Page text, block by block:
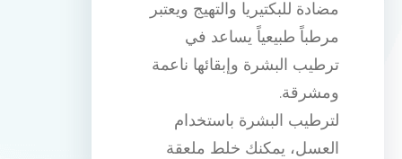
مضادة للبكتيريا والتهيج ويعتبر
مرطباً طبيعياً يساعد في
ترطيب البشرة وإبقائها ناعمة
ومشرقة.
لترطيب البشرة باستخدام
العسل، يمكنك خلط ملعقة